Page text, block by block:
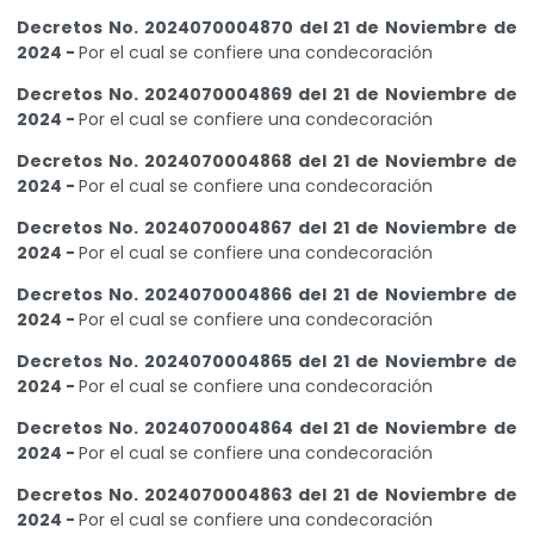
Decretos No. 2024070004870 del 21 de Noviembre de
2024 - Por el cual se confiere una condecoración
Decretos No. 2024070004869 del 21 de Noviembre de
2024 - Por el cual se confiere una condecoración
Decretos No. 2024070004868 del 21 de Noviembre de
2024 - Por el cual se confiere una condecoración
Decretos No. 2024070004867 del 21 de Noviembre de
2024 - Por el cual se confiere una condecoración
Decretos No. 2024070004866 del 21 de Noviembre de
2024 - Por el cual se confiere una condecoración
Decretos No. 2024070004865 del 21 de Noviembre de
2024 - Por el cual se confiere una condecoración
Decretos No. 2024070004864 del 21 de Noviembre de
2024 - Por el cual se confiere una condecoración
Decretos No. 2024070004863 del 21 de Noviembre de
2024 - Por el cual se confiere una condecoración